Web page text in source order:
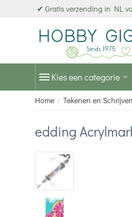
✔ Gratis verzending in NL
Kies een categorie
Home / Tekenen en Schrijven
edding